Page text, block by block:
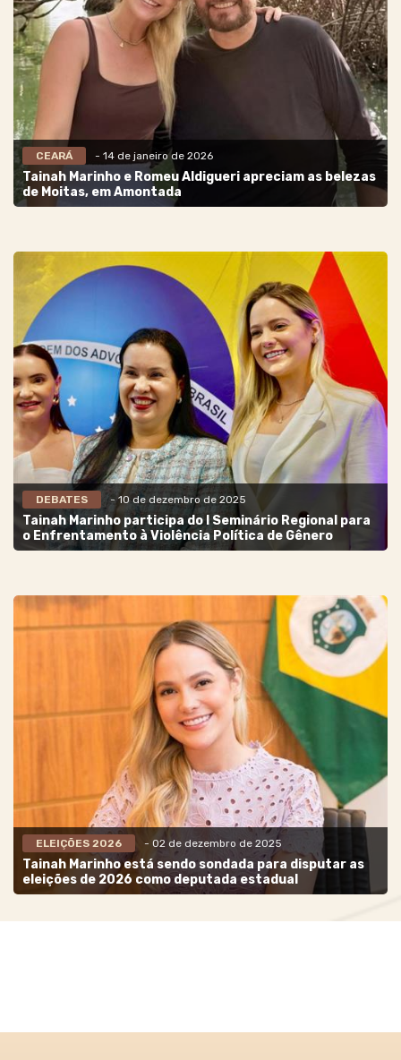
CEARÁ - 14 de janeiro de 2026
Tainah Marinho e Romeu Aldigueri apreciam as belezas
de Moitas, em Amontada
DEBATES - 10 de dezembro de 2025
Tainah Marinho participa do I Seminário Regional para
o Enfrentamento à Violência Política de Gênero
ELEIÇÕES 2026 - 02 de dezembro de 2025
Tainah Marinho está sendo sondada para disputar as
eleições de 2026 como deputada estadual